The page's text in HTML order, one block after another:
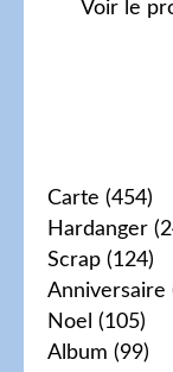
Carte (454)
Hardanger
Scrap (124)
Anniversaire
Noel (105)
Album (99)
Voir le